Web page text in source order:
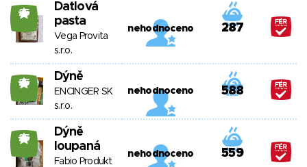
25
Datlová
pasta
Vega Provita
s.r.o.
nehodnoceno 287
25 Dýně
ENCINGER SK
s.r.o.
nehodnoceno 588
25
Dýně
loupaná
Fabio Produkt
nehodnoceno 559